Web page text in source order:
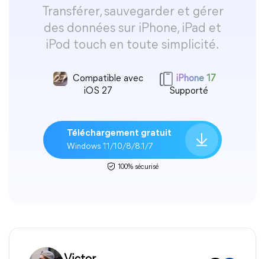
Transférer, sauvegarder et gérer
des données sur iPhone, iPad et
iPod touch en toute simplicité.
Compatible avec
iOS 27
iPhone 17
Supporté
Téléchargement gratuit
Windows 11/10/8/8.1/7
100% sécurisé